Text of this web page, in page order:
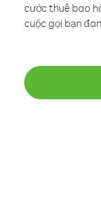
cước thuê bao
cuộc gọi bạn